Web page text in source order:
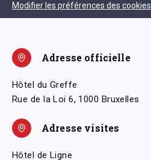
Modifier les préférences des cookies
Adresse officielle
Hôtel du Greffe
Rue de la Loi 6, 1000 Bruxelles
Adresse visites
Hôtel de Ligne